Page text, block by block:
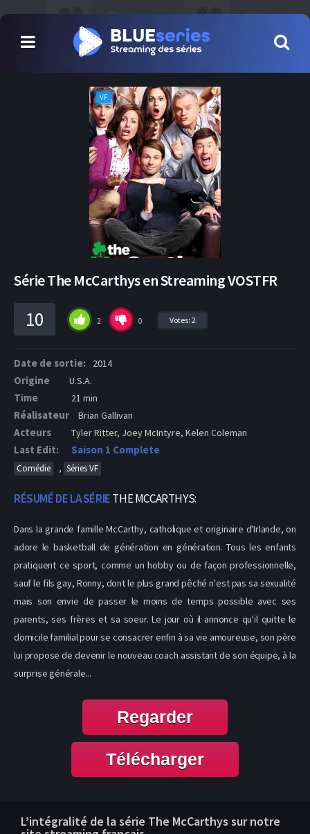
VF
Série The McCarthys en Streaming VOSTFR
10 2 0 Votes: 2
Date de sortie: 2014
Origine U.S.A.
Time 21 min
Réalisateur Brian Gallivan
Acteurs Tyler Ritter, Joey McIntyre, Kelen Coleman
Last Edit: Saison 1 Complete
Comédie , Séries VF
RÉSUMÉ DE LA SÉRIETHE MCCARTHYS:
Dans la grande famille McCarthy, catholique et originaire d'Irlande, on
adore le basketball de génération en génération. Tous les enfants
pratiquent ce sport, comme un hobby ou de façon professionnelle,
sauf le fils gay, Ronny, dont le plus grand pêché n'est pas sa sexualité
mais son envie de passer le moins de temps possible avec ses
parents, ses frères et sa soeur. Le jour où il annonce qu'il quitte le
domicile familial pour se consacrer enfin à sa vie amoureuse, son père
lui propose de devenir le nouveau coach assistant de son équipe, à la
surprise générale...
Regarder
Télécharger
L’intégralité de la série The McCarthys sur notre